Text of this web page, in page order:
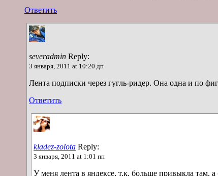
Ответить
severadmin Reply:
3 января, 2011 at 10:20 дп
Лента подписки через гугль-ридер. Она одна и по
Ответить
kladez-zolota Reply:
3 января, 2011 at 1:01 пп
У меня лента в яндексе, т.к. больше привыкла там, а